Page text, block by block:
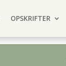
OPSKRIFTER